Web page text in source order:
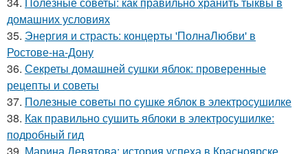
домашних условиях
35. Энергия и страсть: концерты 'ПолнаЛюбви' в
Ростове-на-Дону
36. Секреты домашней сушки яблок: проверенные
рецепты и советы
37. Полезные советы по сушке яблок в электросушилке
38. Как правильно сушить яблоки в электросушилке:
подробный гид